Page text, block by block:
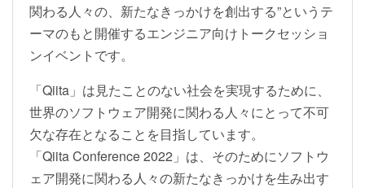
関わる人々の、新たなきっかけを創出する”というテ
ーマのもと開催するエンジニア向けトークセッショ
ンイベントです。
「Qiita」は見たことのない社会を実現するために、
世界のソフトウェア開発に関わる人々にとって不可
欠な存在となることを目指しています。
「Qiita Conference 2022」は、そのためにソフトウ
ェア開発に関わる人々の新たなきっかけを生み出す